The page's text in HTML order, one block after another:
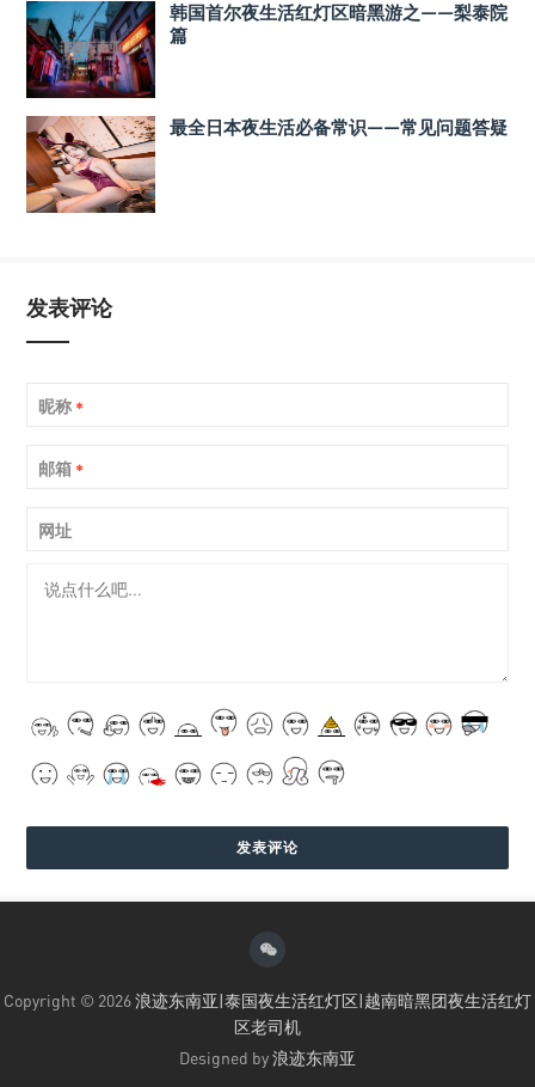
韩国首尔夜生活红灯区暗黑游之——梨泰院
篇
最全日本夜生活必备常识——常见问题答疑
发表评论
昵称 *
邮箱 *
网址
Copyright © 2026浪迹东南亚|泰国夜生活红灯区|越南暗黑团夜生活红灯
区老司机
Designed by浪迹东南亚